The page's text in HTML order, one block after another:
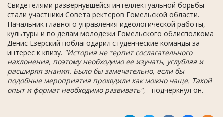
Свидетелями развернувшейся интеллектуальной борьбы
стали участники Совета ректоров Гомельской области.
Начальник главного управления идеологической работы,
культуры и по делам молодежи Гомельского облисполкома
Денис Езерский поблагодарил студенческие команды за
интерес к квизу. "История не терпит сослагательного
наклонения, поэтому необходимо ее изучать, углубляя и
расширяя знания. Было бы замечательно, если бы
подобные мероприятия проходили как можно чаще. Такой
опыт и формат необходимо развивать", - подчеркнул он.